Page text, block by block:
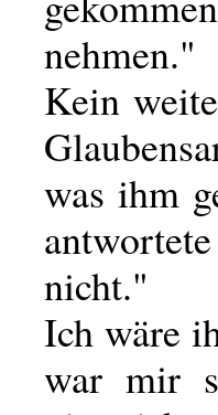
nehmen."
Kein
was ihm
nicht."
Ich wäre
war mir